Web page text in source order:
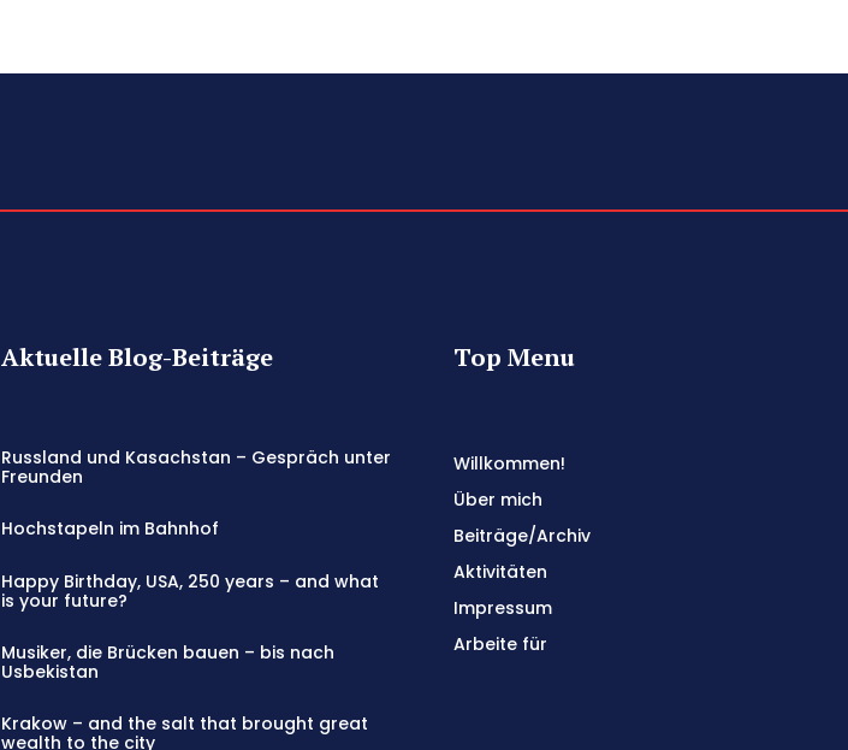
Aktuelle Blog-Beiträge
Russland und Kasachstan – Gespräch unter
Freunden
Hochstapeln im Bahnhof
Happy Birthday, USA, 250 years – and what
is your future?
Musiker, die Brücken bauen – bis nach
Usbekistan
Krakow – and the salt that brought great
wealth to the city
Top Menu
Willkommen!
Über mich
Beiträge/Archiv
Aktivitäten
Impressum
Arbeite für